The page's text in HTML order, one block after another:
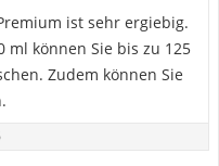
ist sehr ergiebig.
ml können Sie bis zu 125
Zudem können Sie